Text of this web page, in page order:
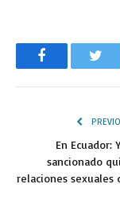
Facebook
En Ecuador:
sancionado
relaciones sexuales